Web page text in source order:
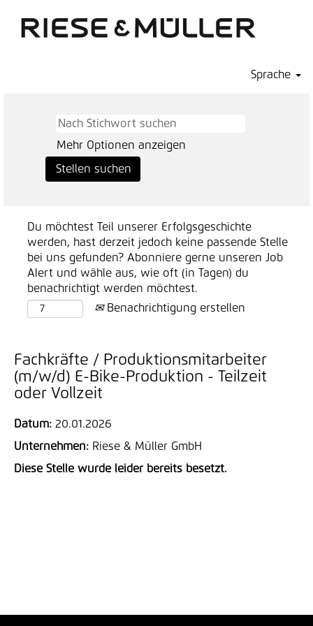
Sprache
Mehr Optionen anzeigen
Du möchtest Teil unserer Erfolgsgeschichte
werden, hast derzeit jedoch keine passende Stelle
bei uns gefunden? Abonniere gerne unseren Job
Alert und wähle aus, wie oft (in Tagen) du
benachrichtigt werden möchtest.
Benachrichtigung erstellen
Fachkräfte / Produktionsmitarbeiter
(m/w/d) E-Bike-Produktion - Teilzeit
oder Vollzeit
Datum: 20.01.2026
Unternehmen: Riese & Müller GmbH
Diese Stelle wurde leider bereits besetzt.